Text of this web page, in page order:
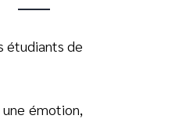
étudiants de
émotion,